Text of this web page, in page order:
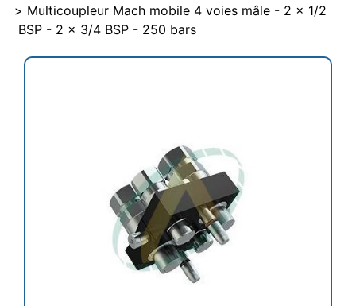
Multicoupleur Mach mobile 4 voies mâle - 2 x 1/2
BSP - 2 x 3/4 BSP - 250 bars